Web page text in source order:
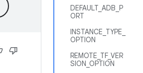
DEFAULT_ADB_P
ORT
INSTANCE_TYPE_
OPTION
REMOTE_TF_VER
SION_OPTION